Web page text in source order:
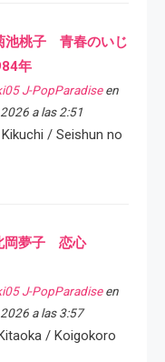
池桃子 青春のいじ
年
J-PopParadiseen
a las 2:51
/ Seishun no
岡夢子 恋心
J-PopParadiseen
a las 3:57
/ Koigokoro